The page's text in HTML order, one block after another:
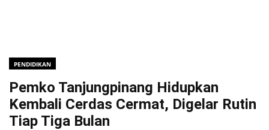
PENDIDIKAN
Pemko Tanjungpinang Hidupkan
Kembali Cerdas Cermat, Digelar Rutin
Tiap Tiga Bulan